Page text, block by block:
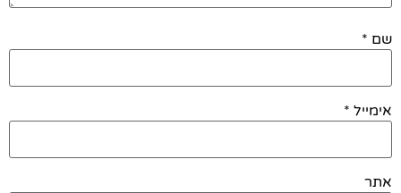
שם *
אימייל *
אתר